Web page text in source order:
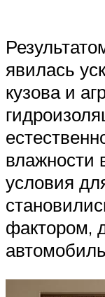
явилась
кузова и
влажности
условия
фактором,